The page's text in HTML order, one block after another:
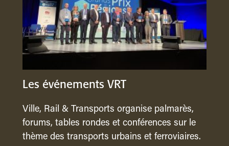
Les événements VRT
Ville, Rail & Transports organise palmarès,
forums, tables rondes et conférences sur le
thème des transports urbains et ferroviaires.